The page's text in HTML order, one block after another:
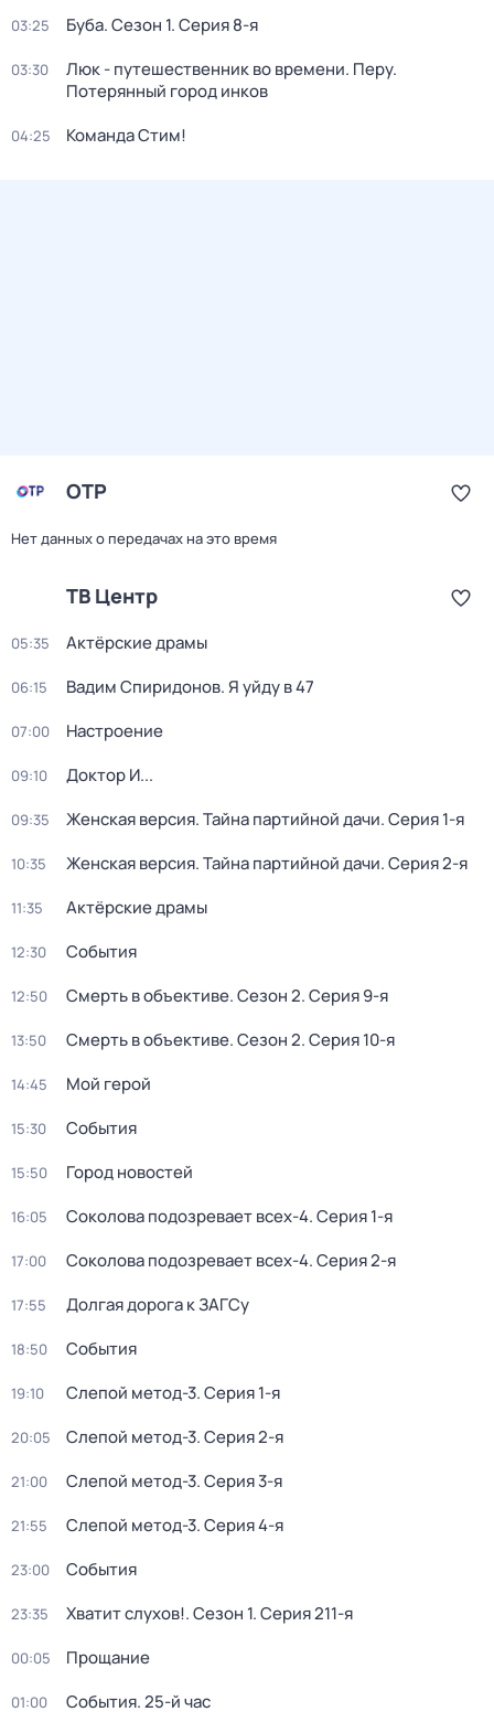
03:25 Буба. Сезон 1. Серия 8-я
03:30
Люк - путешественник во времени. Перу.
Потерянный город инков
04:25 Команда Стим!
ОТР
Нет данных о передачах на это время
ТВ Центр
05:35 Актёрские драмы
06:15 Вадим Спиридонов. Я уйду в 47
07:00 Настроение
09:10 Доктор И...
09:35 Женская версия. Тайна партийной дачи. Серия 1-я
10:35 Женская версия. Тайна партийной дачи. Серия 2-я
11:35 Актёрские драмы
12:30 События
12:50 Смерть в объективе. Сезон 2. Серия 9-я
13:50 Смерть в объективе. Сезон 2. Серия 10-я
14:45 Мой герой
15:30 События
15:50 Город новостей
16:05 Соколова подозревает всех-4. Серия 1-я
17:00 Соколова подозревает всех-4. Серия 2-я
17:55 Долгая дорога к ЗАГСу
18:50 События
19:10 Слепой метод-3. Серия 1-я
20:05 Слепой метод-3. Серия 2-я
21:00 Слепой метод-3. Серия 3-я
21:55 Слепой метод-3. Серия 4-я
23:00 События
23:35 Хватит слухов!. Сезон 1. Серия 211-я
00:05 Прощание
01:00 События. 25-й час